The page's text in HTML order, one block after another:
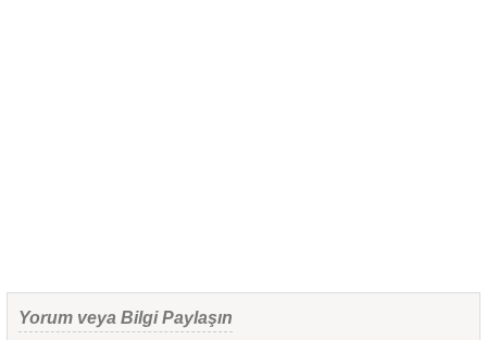
Yorum veya Bilgi Paylaşın